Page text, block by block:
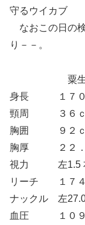
守るウイカブ
なおこの日の
り－－。
粟生
身長 １７
頸周 ３６
胸囲 ９２
胸厚 ２２．
視力 左1.5
リーチ １７
ナックル 左
血圧 １０９